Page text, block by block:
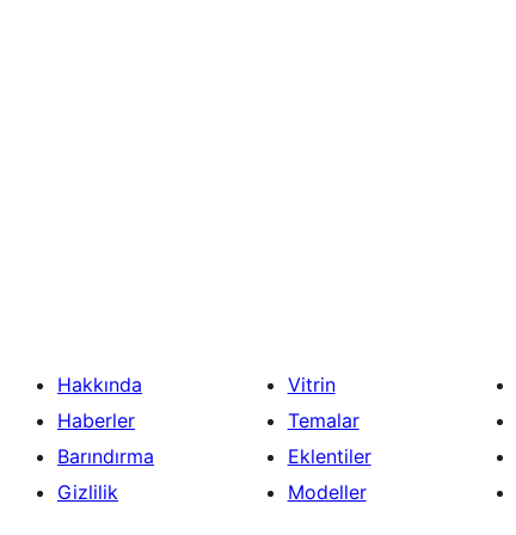
Hakkında
Haberler
Barındırma
Gizlilik
Vitrin
Temalar
Eklentiler
Modeller